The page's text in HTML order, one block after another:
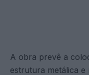
A obra prevê a
estrutura metálica e